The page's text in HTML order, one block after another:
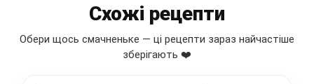
Схожі рецепти
Обери щось смачненьке — ці рецепти зараз найчастіше
зберігають ❤️